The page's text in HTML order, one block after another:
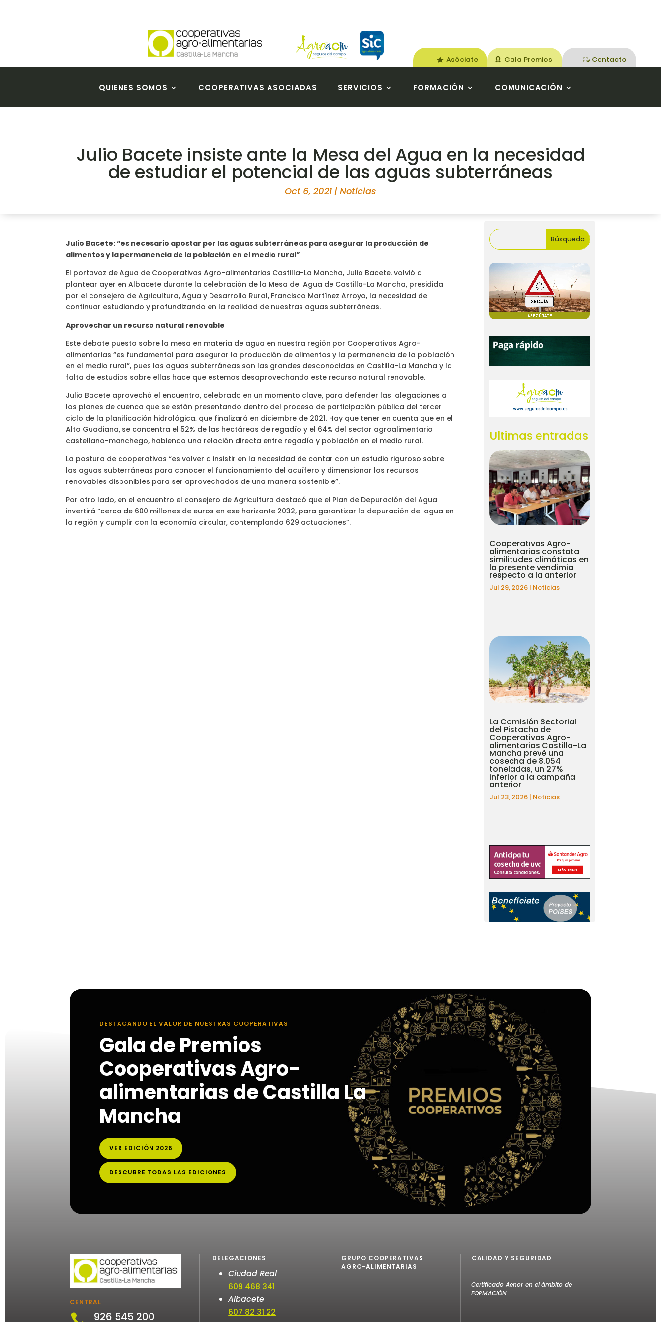
Asóciate Gala Premios Contacto
QUIENES SOMOS COOPERATIVAS ASOCIADAS SERVICIOS FORMACIÓN COMUNICACIÓN
Julio Bacete insiste ante la Mesa del Agua en la necesidad
de estudiar el potencial de las aguas subterráneas
Oct 6, 2021 | Noticias
Julio Bacete: “es necesario apostar por las aguas subterráneas para asegurar la producción de
alimentos y la permanencia de la población en el medio rural”
El portavoz de Agua de Cooperativas Agro-alimentarias Castilla-La Mancha, Julio Bacete, volvió a
plantear ayer en Albacete durante la celebración de la Mesa del Agua de Castilla-La Mancha, presidida
por el consejero de Agricultura, Agua y Desarrollo Rural, Francisco Martínez Arroyo, la necesidad de
continuar estudiando y profundizando en la realidad de nuestras aguas subterráneas.
Aprovechar un recurso natural renovable
Este debate puesto sobre la mesa en materia de agua en nuestra región por Cooperativas Agro-
alimentarias “es fundamental para asegurar la producción de alimentos y la permanencia de la población
en el medio rural”, pues las aguas subterráneas son las grandes desconocidas en Castilla-La Mancha y la
falta de estudios sobre ellas hace que estemos desaprovechando este recurso natural renovable.
Julio Bacete aprovechó el encuentro, celebrado en un momento clave, para defender las alegaciones a
los planes de cuenca que se están presentando dentro del proceso de participación pública del tercer
ciclo de la planificación hidrológica, que finalizará en diciembre de 2021. Hay que tener en cuenta que en el
Alto Guadiana, se concentra el 52% de las hectáreas de regadío y el 64% del sector agroalimentario
castellano-manchego, habiendo una relación directa entre regadío y población en el medio rural.
La postura de cooperativas “es volver a insistir en la necesidad de contar con un estudio riguroso sobre
las aguas subterráneas para conocer el funcionamiento del acuífero y dimensionar los recursos
renovables disponibles para ser aprovechados de una manera sostenible”.
Por otro lado, en el encuentro el consejero de Agricultura destacó que el Plan de Depuración del Agua
invertirá “cerca de 600 millones de euros en ese horizonte 2032, para garantizar la depuración del agua en
la región y cumplir con la economía circular, contemplando 629 actuaciones”.
Ultimas entradas
Cooperativas Agro-
alimentarias constata
similitudes climáticas en
la presente vendimia
respecto a la anterior
Jul 29, 2026 | Noticias
La Comisión Sectorial
del Pistacho de
Cooperativas Agro-
alimentarias Castilla-La
Mancha prevé una
cosecha de 8.054
toneladas, un 27%
inferior a la campaña
anterior
Jul 23, 2026 | Noticias
DESTACANDO EL VALOR DE NUESTRAS COOPERATIVAS
Gala de Premios
Cooperativas Agro-
alimentarias de Castilla La
Mancha
VER EDICIÓN 2026
DESCUBRE TODAS LAS EDICIONES
CENTRAL
926 545 200
DELEGACIONES
Ciudad Real
609 468 341
Albacete
607 82 31 22
GRUPO COOPERATIVAS
AGRO-ALIMENTARIAS
CALIDAD Y SEGURIDAD
Certificado Aenor en el ámbito de
FORMACIÓN